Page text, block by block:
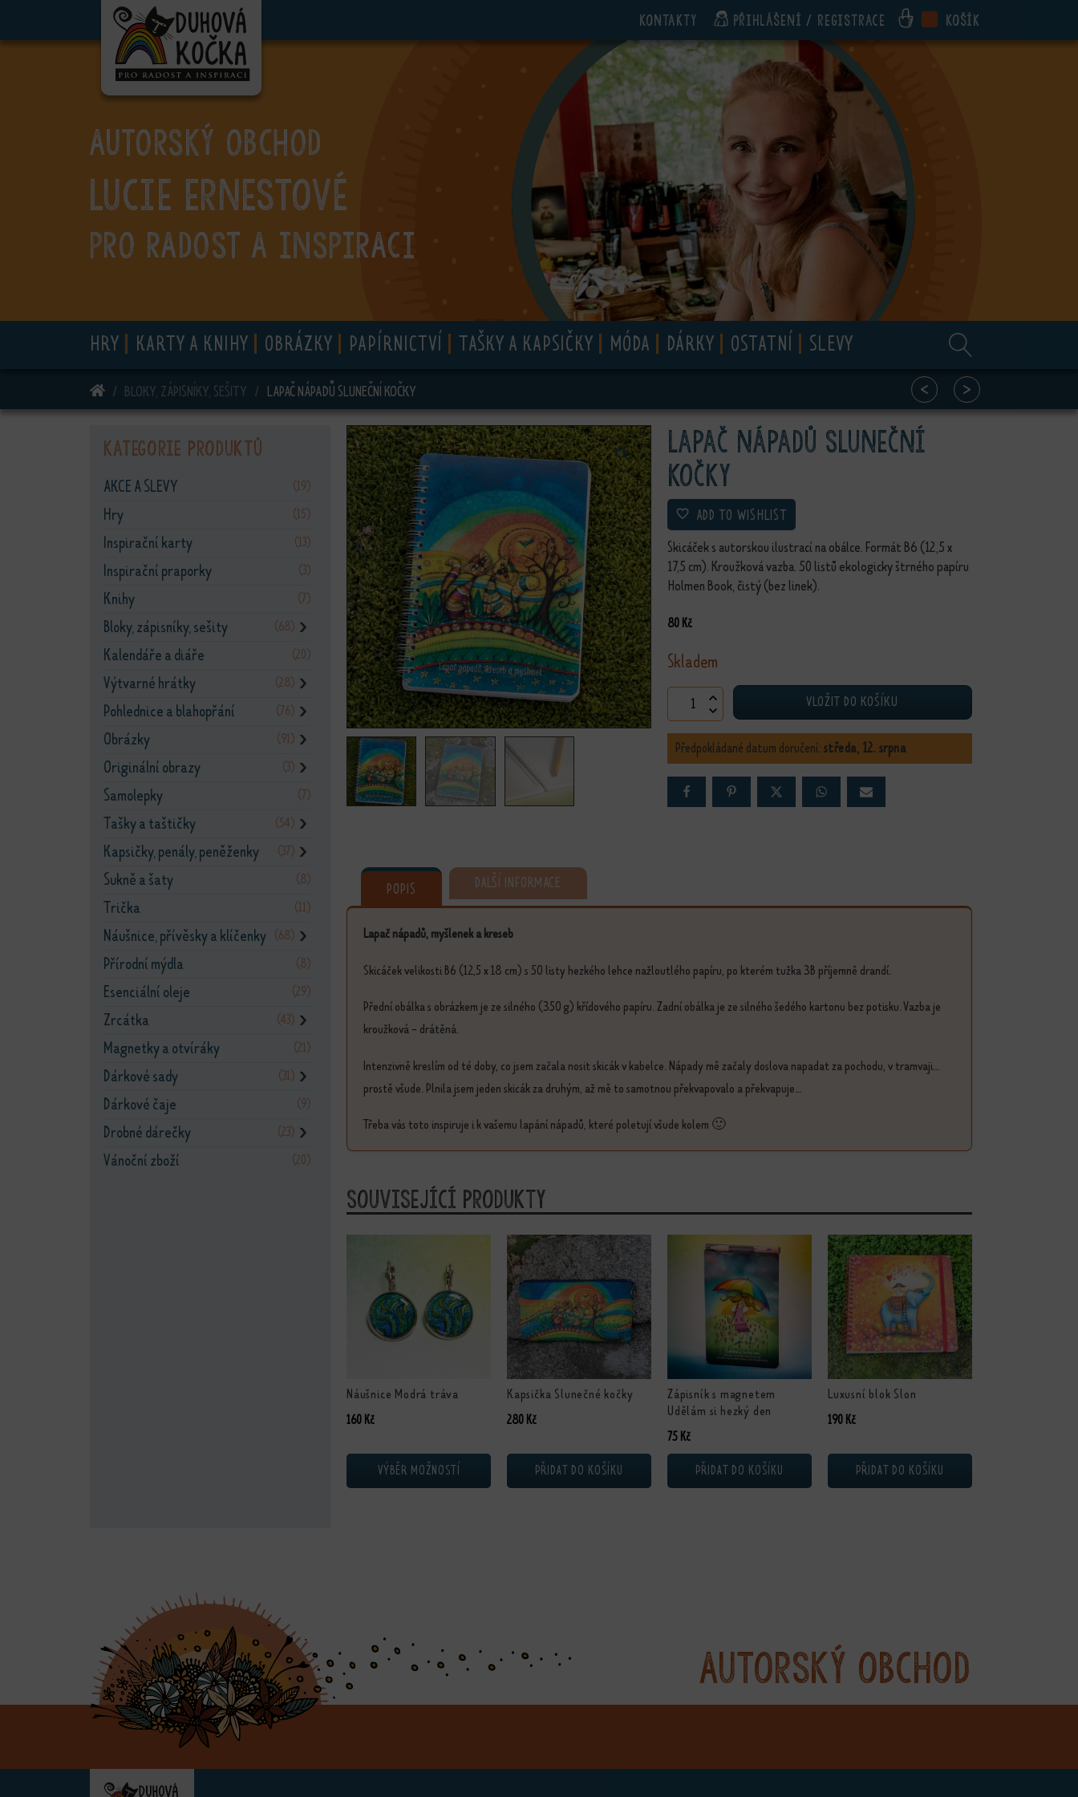
Kontakty Přihlášení / registrace Košík
AUTORSKÝ OBCHOD
Lucie Ernestové
PRO RADOST A INSPIRACI
HRY KARTY A KNIHY OBRÁZKY PAPÍRNICTVÍ TAŠKY A KAPSIČKY MÓDA DÁRKY OSTATNÍ SLEVY
DOMŮBLOKY, ZÁPISNÍKY, SEŠITY LAPAČ NÁPADŮ SLUNEČNÍ KOČKY < >
Kategorie produktů
AKCE A SLEVY (19)
Hry (15)
Inspirační karty (13)
Inspirační praporky (3)
Knihy (7)
Bloky, zápisníky, sešity (68) ❯
Kalendáře a diáře (20)
Výtvarné hrátky (28) ❯
Pohlednice a blahopřání (76) ❯
Obrázky (91) ❯
Originální obrazy (3) ❯
Samolepky (7)
Tašky a taštičky (54) ❯
Kapsičky, penály, peněženky (37) ❯
Sukně a šaty (8)
Trička (11)
Náušnice, přívěsky a klíčenky (68) ❯
Přírodní mýdla (8)
Esenciální oleje (29)
Zrcátka (43) ❯
Magnetky a otvíráky (21)
Dárkové sady (31) ❯
Dárkové čaje (9)
Drobné dárečky (23) ❯
Vánoční zboží (20)
Lapač nápadů Sluneční
kočky
ADD TO WISHLIST
Skicáček s autorskou ilustrací na obálce. Formát B6 (12,5 x
17,5 cm). Kroužková vazba. 50 listů ekologicky štrného papíru
Holmen Book, čistý (bez linek).
80 Kč
Skladem
Lapač nápadů Sluneční kočky množství
VLOŽIT DO KOŠÍKU
Předpokládané datum doručení:středa, 12. srpna
POPIS DALŠÍ INFORMACE
Lapač nápadů, myšlenek a kreseb
Skicáček velikosti B6 (12,5 x 18 cm) s 50 listy hezkého lehce nažloutlého papíru, po kterém tužka 3B příjemně drandí.
Přední obálka s obrázkem je ze silného (350 g) křídového papíru. Zadní obálka je ze silného šedého kartonu bez potisku. Vazba je
kroužková - drátěná.
Intenzivně kreslím od té doby, co jsem začala nosit skicák v kabelce. Nápady mě začaly doslova napadat za pochodu, v tramvaji...
prostě všude. Plnila jsem jeden skicák za druhým, až mě to samotnou překvapovalo a překvapuje...
Třeba vás toto inspiruje i k vašemu lapání nápadů, které poletují všude kolem 🙂
Související produkty
Náušnice Modrá tráva
160 Kč
VÝBĚR MOŽNOSTÍ
Tento produkt má více variant. Možnosti lze vybrat na stránce produktu
Kapsička Slunečné kočky
280 Kč
PŘIDAT DO KOŠÍKU
Zápisník s magnetem
Udělám si hezký den
75 Kč
PŘIDAT DO KOŠÍKU
Luxusní blok Slon
190 Kč
PŘIDAT DO KOŠÍKU
Autorský obchod